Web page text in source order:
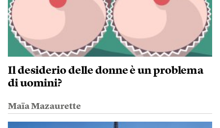
Il desiderio delle donne è un problema
di uomini?
Maïa Mazaurette